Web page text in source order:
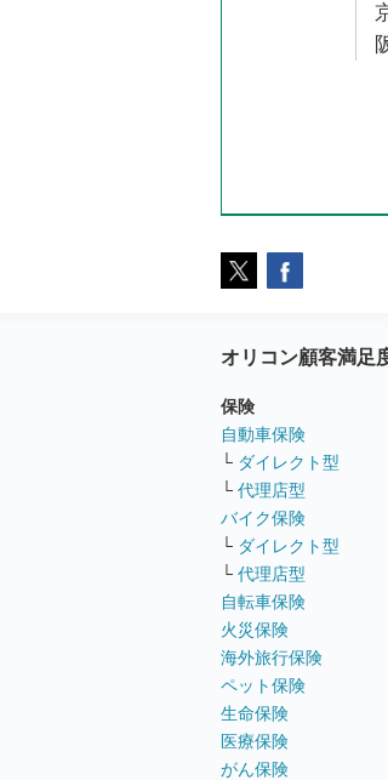
オリコン顧客満足
保険
自動車保険
└ ダイレクト型
└ 代理店型
バイク保険
└ ダイレクト型
└ 代理店型
自転車保険
火災保険
海外旅行保険
ペット保険
生命保険
医療保険
がん保険